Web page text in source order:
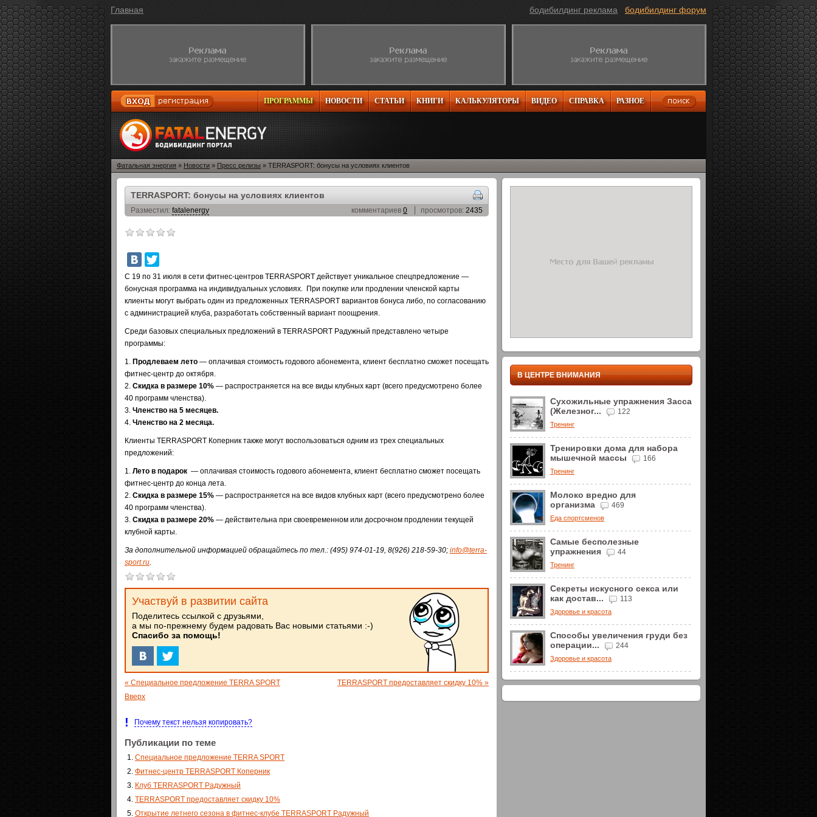
Главная бодибилдинг реклама бодибилдинг форум
РАЗНОЕ
СПРАВКА
ВИДЕО
КАЛЬКУЛЯТОРЫ
КНИГИ
СТАТЬИ
НОВОСТИ
ПРОГРАММЫ
Фатальная энергия » Новости » Пресс релизы » TERRASPORT: бонусы на условиях клиентов
TERRASPORT: бонусы на условиях клиентов
Разместил: fatalenergy комментариев 0 просмотров: 2435
С 19 по 31 июля в сети фитнес-центров TERRASPORT действует уникальное спецпредложение —
бонусная программа на индивидуальных условиях. При покупке или продлении членской карты
клиенты могут выбрать один из предложенных TERRASPORT вариантов бонуса либо, по согласованию
с администрацией клуба, разработать собственный вариант поощрения.
Среди базовых специальных предложений в TERRASPORT Радужный представлено четыре
программы:
1. Продлеваем лето — оплачивая стоимость годового абонемента, клиент бесплатно сможет посещать
фитнес-центр до октября.
2. Скидка в размере 10% — распространяется на все виды клубных карт (всего предусмотрено более
40 программ членства).
3. Членство на 5 месяцев.
4. Членство на 2 месяца.
Клиенты TERRASPORT Коперник также могут воспользоваться одним из трех специальных
предложений:
1. Лето в подарок — оплачивая стоимость годового абонемента, клиент бесплатно сможет посещать
фитнес-центр до конца лета.
2. Скидка в размере 15% — распространяется на все видов клубных карт (всего предусмотрено более
40 программ членства).
3. Скидка в размере 20% — действительна при своевременном или досрочном продлении текущей
клубной карты.
За дополнительной информацией обращайтесь по тел.: (495) 974-01-19, 8(926) 218-59-30; info@terra-
sport.ru.
Участвуй в развитии сайта
Поделитесь ссылкой с друзьями,
а мы по-прежнему будем радовать Вас новыми статьями :-)
Спасибо за помощь!
« Специальное предложение TERRA SPORT
TERRASPORT предоставляет скидку 10% »
Вверх
! Почему текст нельзя копировать?
Публикации по теме
Специальное предложение TERRA SPORT
Фитнес-центр TERRASPORT Коперник
Клуб TERRASPORT Радужный
TERRASPORT предоставляет скидку 10%
Открытие летнего сезона в фитнес-клубе TERRASPORT Радужный
В ЦЕНТРЕ ВНИМАНИЯ
Сухожильные упражнения Засса
(Железног...
122
Тренинг
Тренировки дома для набора
мышечной массы
166
Тренинг
Молоко вредно для
организма
469
Еда спортсменов
Самые бесполезные
упражнения
44
Тренинг
Секреты искусного секса или
как достав...
113
Здоровье и красота
Способы увеличения груди без
операции...
244
Здоровье и красота